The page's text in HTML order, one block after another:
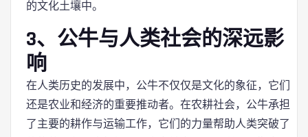
的文化土壤中。
3、公牛与人类社会的深远影
响
在人类历史的发展中，公牛不仅仅是文化的象征，它们
还是农业和经济的重要推动者。在农耕社会，公牛承担
了主要的耕作与运输工作，它们的力量帮助人类突破了